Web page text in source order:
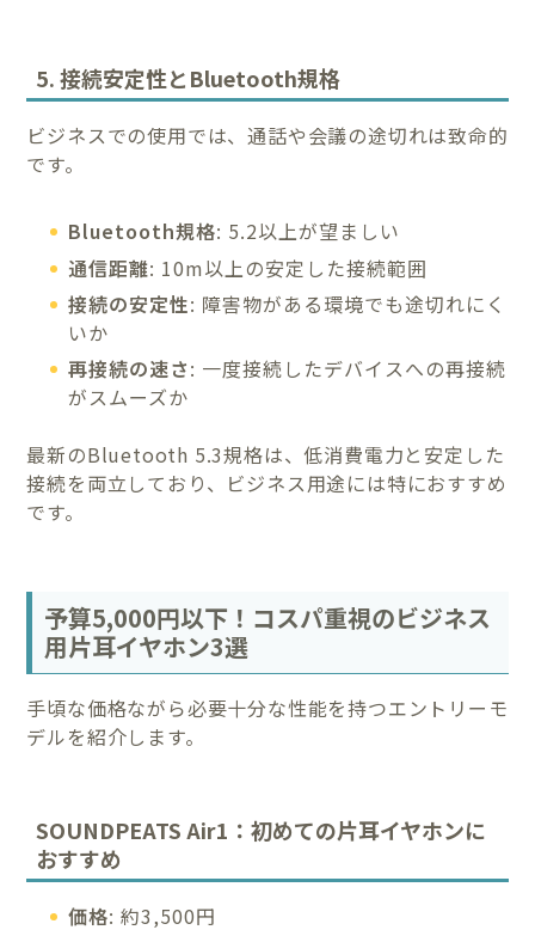
5. 接続安定性とBluetooth規格
ビジネスでの使用では、通話や会議の途切れは致命的
です。
Bluetooth規格: 5.2以上が望ましい
通信距離: 10m以上の安定した接続範囲
接続の安定性: 障害物がある環境でも途切れにく
いか
再接続の速さ: 一度接続したデバイスへの再接続
がスムーズか
最新のBluetooth 5.3規格は、低消費電力と安定した
接続を両立しており、ビジネス用途には特におすすめ
です。
予算5,000円以下！コスパ重視のビジネス
用片耳イヤホン3選
手頃な価格ながら必要十分な性能を持つエントリーモ
デルを紹介します。
SOUNDPEATS Air1：初めての片耳イヤホンに
おすすめ
価格: 約3,500円